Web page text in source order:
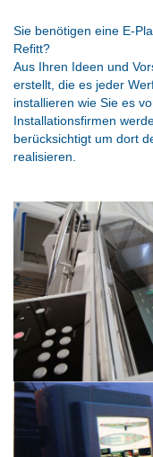
Sie benötigen eine E-
Refitt?
Aus Ihren Ideen und
erstellt, die es jeder
installieren wie Sie es
Installationsfirmen
berücksichtigt um dort
realisieren.